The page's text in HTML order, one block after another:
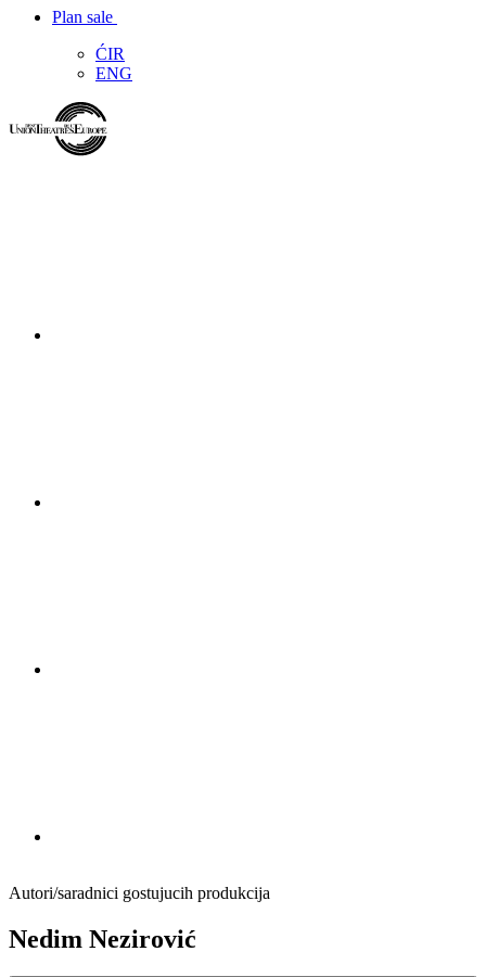
Plan sale
ĆIR
ENG
Autori/saradnici gostujucih produkcija
Nedim Nezirović